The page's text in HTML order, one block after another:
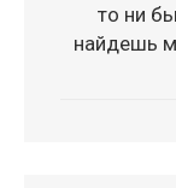
то ни
найдешь